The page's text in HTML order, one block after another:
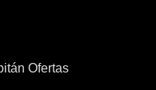
Ofertas